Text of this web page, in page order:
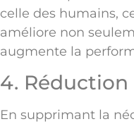
celle des humains,
améliore non
augmente la
4.
En supprimant la